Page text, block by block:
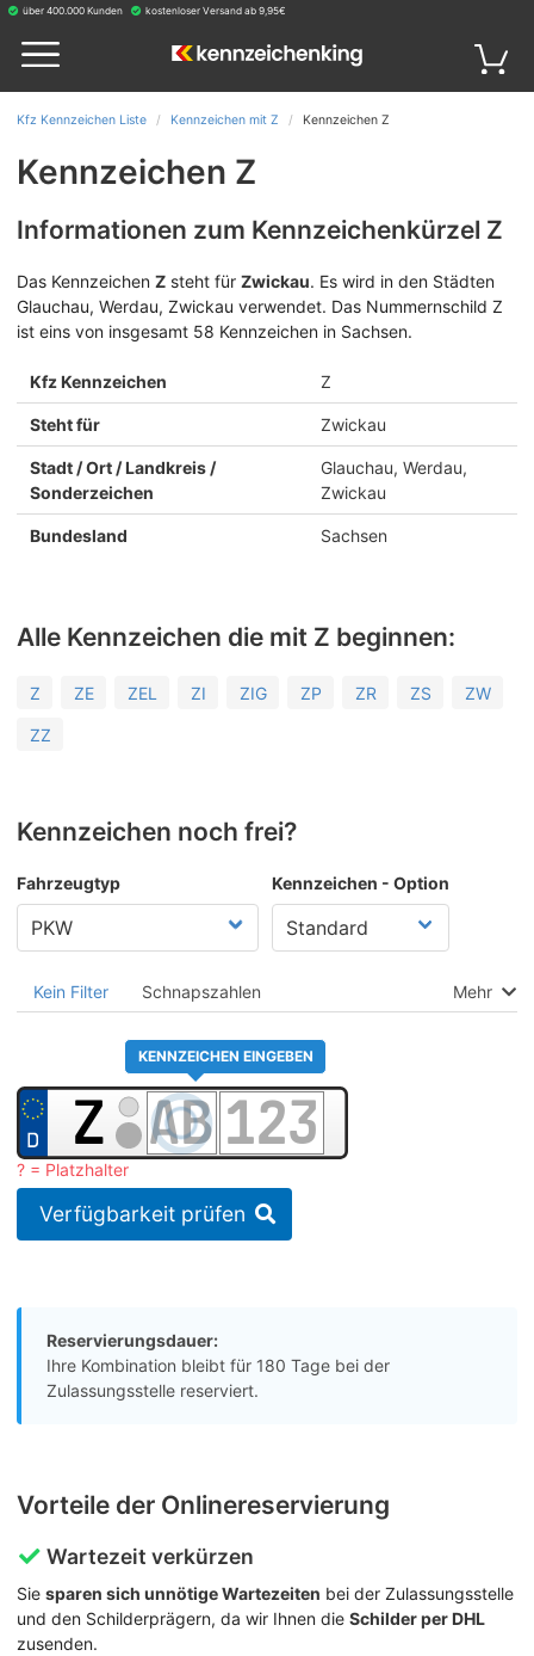
über 400.000 Kunden kostenloser Versand ab 9,95€
Kfz Kennzeichen Liste Kennzeichen mit Z Kennzeichen Z
Kennzeichen Z
Informationen zum Kennzeichenkürzel Z
Das Kennzeichen Z steht für Zwickau. Es wird in den Städten
Glauchau, Werdau, Zwickau verwendet. Das Nummernschild Z
ist eins von insgesamt 58 Kennzeichen in Sachsen.
Kfz Kennzeichen Z
Steht für Zwickau
Stadt / Ort / Landkreis /
Sonderzeichen
Glauchau, Werdau,
Zwickau
Bundesland Sachsen
Alle Kennzeichen die mit Z beginnen:
Z ZE ZEL ZI ZIG ZP ZR ZS ZW
ZZ
Kennzeichen noch frei?
Fahrzeugtyp Kennzeichen - Option
Kein Filter Schnapszahlen Mehr
KENNZEICHEN EINGEBEN
? = Platzhalter
Verfügbarkeit prüfen
Reservierungsdauer:
Ihre Kombination bleibt für 180 Tage bei der
Zulassungsstelle reserviert.
Vorteile der Onlinereservierung
Wartezeit verkürzen
Sie sparen sich unnötige Wartezeiten bei der Zulassungsstelle
und den Schilderprägern, da wir Ihnen die Schilder per DHL
zusenden.